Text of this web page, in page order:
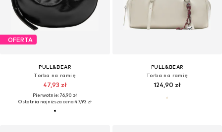
OFERTA
PULL&BEAR
Torba na ramię
47,93 zł
Pierwotnie: 76,90 zł
Ostatnia najniższa cena:47,93 zł
PULL&BEAR
Torba na ramię
124,90 zł